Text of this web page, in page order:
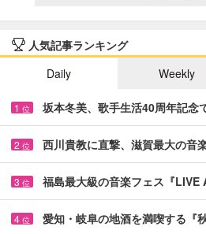
人気記事ランキング
Daily
Weekly
1 位 坂本冬美、歌手生活40周年記
2 位 西川貴教に直撃、滋賀最大の音
3 位 福島最大級の音楽フェス『
4 位 愛知・岐阜の地酒を満喫する『